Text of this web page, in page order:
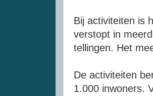
Bij activiteiten is
verstopt in
tellingen. Het
De activiteiten
1.000 inwoners.